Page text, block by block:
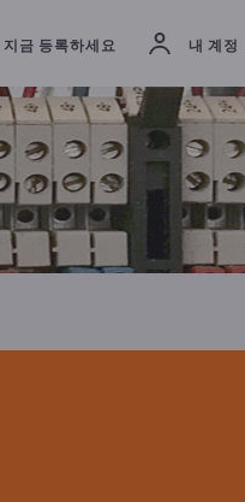
지금 등록하세요 내 계정
수출 업체2 제조업체